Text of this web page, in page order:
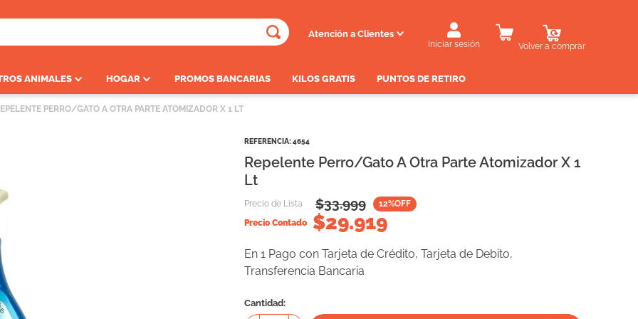
Atención a Clientes
Iniciar sesión Volver a comprar
ANIMALES HOGAR PROMOS BANCARIAS KILOS GRATIS PUNTOS DE RETIRO
PERRO/GATO A OTRA PARTE ATOMIZADOR X 1 LT
REFERENCIA: 4654
Repelente Perro/Gato A Otra Parte Atomizador X 1
Lt
Precio de Lista $33.999 12%OFF
Precio Contado
$29.919
En 1 Pago con Tarjeta de Crédito, Tarjeta de Debito,
Transferencia Bancaria
Cantidad